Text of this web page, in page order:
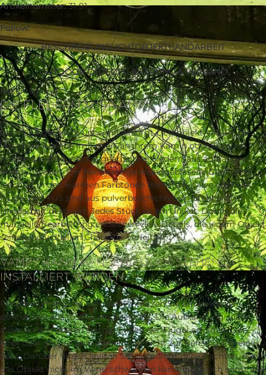
Artikelnummer:31-91
Follow:
BESCHREIBUNGLICHTOBJEKTHANDARBEIT
OUTDOOR OBJECTSLIEFERUNG & VERSAND
Beschreibung
DIE FLEDERMAUS VAMPY
Ganz und gar nicht unheimlich sorgt Lichtobjekt VAMPY für
lauschige Abende im Freien, an ihrem Kamin oder wo auch
immer Sie die kunstvoll gearbeitete Fledermaus aufhängen
oder hinstellen. Der hochwertige mundgeblasene Glaskörper
leuchtet in den warmen Farbtönen Bernstein, Olive oder Rot.
Flügel und Fuß sind aus pulverbeschichtetem Stahl und in
Handarbeit dekoriert. Jedes Stück ist ein Unikat: Durch die
manuelle Bearbeitung entstehen viele Details, die jedem Objekt
seinen individuellen Charakter verleihen.
VAMPY KANN HÄNGEND ODER STEHEND
INSTALLIERT WERDEN
Für die Aufhängung von VAMPY nutzen Sie am besten ein
dünnes Seil aus rostfreiem Edelstahl. Die Aufhängung sollte
allein an den oberen spitzen Enden der Flügel erfolgen. Der
Kopf oder andere Teile eignen sich nicht zur Befestigung eines
Seils. Darüber hinaus sollten Sie unbedingt darauf achten, dass
das Objekt nicht im Wind schwanken kann, da es sich sonst aus